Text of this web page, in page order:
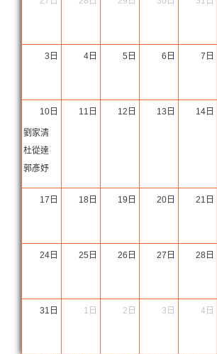
3日 4日 5日 6日 7日
10日
劉家清
杜從達
郭彥妤
11日 12日 13日 14日
17日 18日 19日 20日 21日
24日 25日 26日 27日 28日
31日 1日 2日 3日 4日